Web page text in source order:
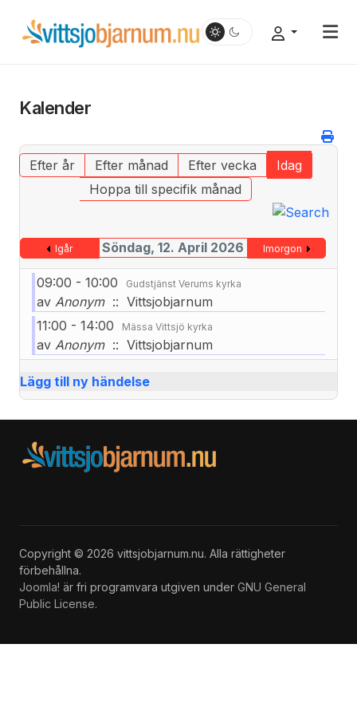
Kalender
Efter år Efter månad Efter vecka
Idag
Hoppa till specifik månad
Igår Söndag, 12. April 2026 Imorgon
09:00 - 10:00 Gudstjänst Verums kyrka
av Anonym:: Vittsjobjarnum
11:00 - 14:00
Mässa Vittsjö kyrka
av Anonym:: Vittsjobjarnum
Lägg till ny händelse
Copyright © 2026 vittsjobjarnum.nu. Alla rättigheter
förbehållna.
Joomla! är fri programvara utgiven under GNU General
Public License.